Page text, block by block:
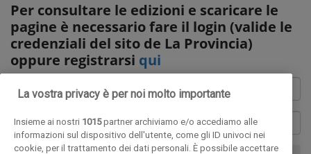
Per consultare le edizioni e scaricare le
pagine è necessario fare il login (valide le
credenziali del sito de La Provincia)
oppure registrarsi qui
La vostra privacy è per noi molto importante
Insieme ai nostri 1015partner archiviamo e/o accediamo alle
informazioni sul dispositivo dell'utente, come gli ID univoci nei
cookie, per il trattamento dei dati personali. È possibile accettare